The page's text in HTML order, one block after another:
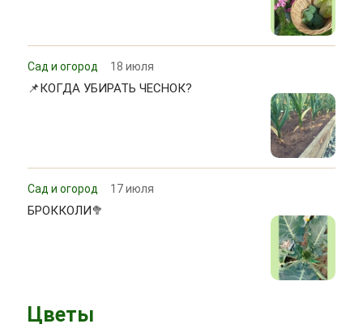
Сад и огород 18 июля
📌КОГДА УБИРАТЬ ЧЕСНОК?
Сад и огород 17 июля
БРОККОЛИ🥦
Цветы